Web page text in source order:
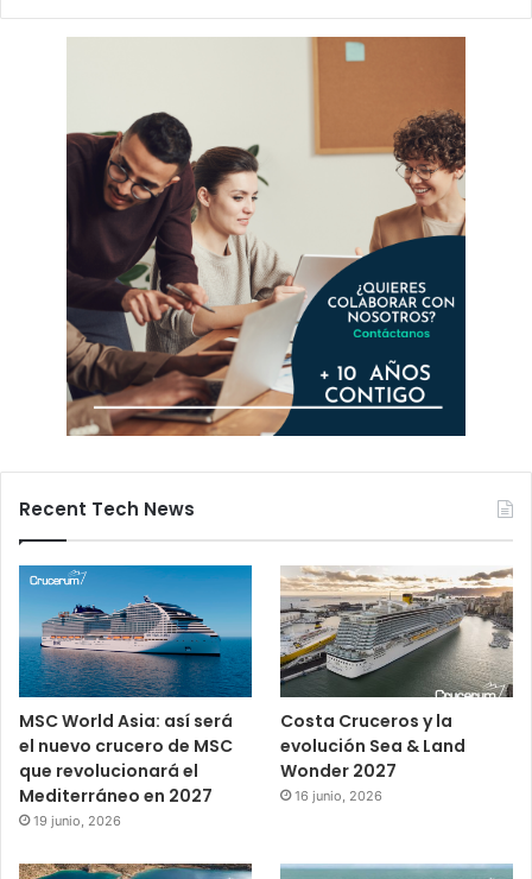
Recent Tech News
MSC World Asia: así será
el nuevo crucero de MSC
que revolucionará el
Mediterráneo en 2027
19 junio, 2026
Costa Cruceros y la
evolución Sea & Land
Wonder 2027
16 junio, 2026